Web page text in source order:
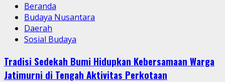
Beranda
Budaya Nusantara
Daerah
Sosial Budaya
Tradisi Sedekah Bumi Hidupkan Kebersamaan Warga
Jatimurni di Tengah Aktivitas Perkotaan